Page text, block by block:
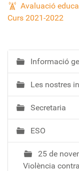
Avaluació
Curs 2021-2022
N
a
v
e
g
a
c
Informació
Les nostres
Secretaria
ESO
25 de
Violència